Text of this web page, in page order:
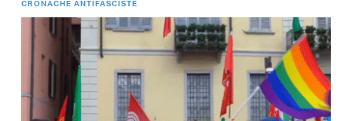
CRONACHE ANTIFASCISTE